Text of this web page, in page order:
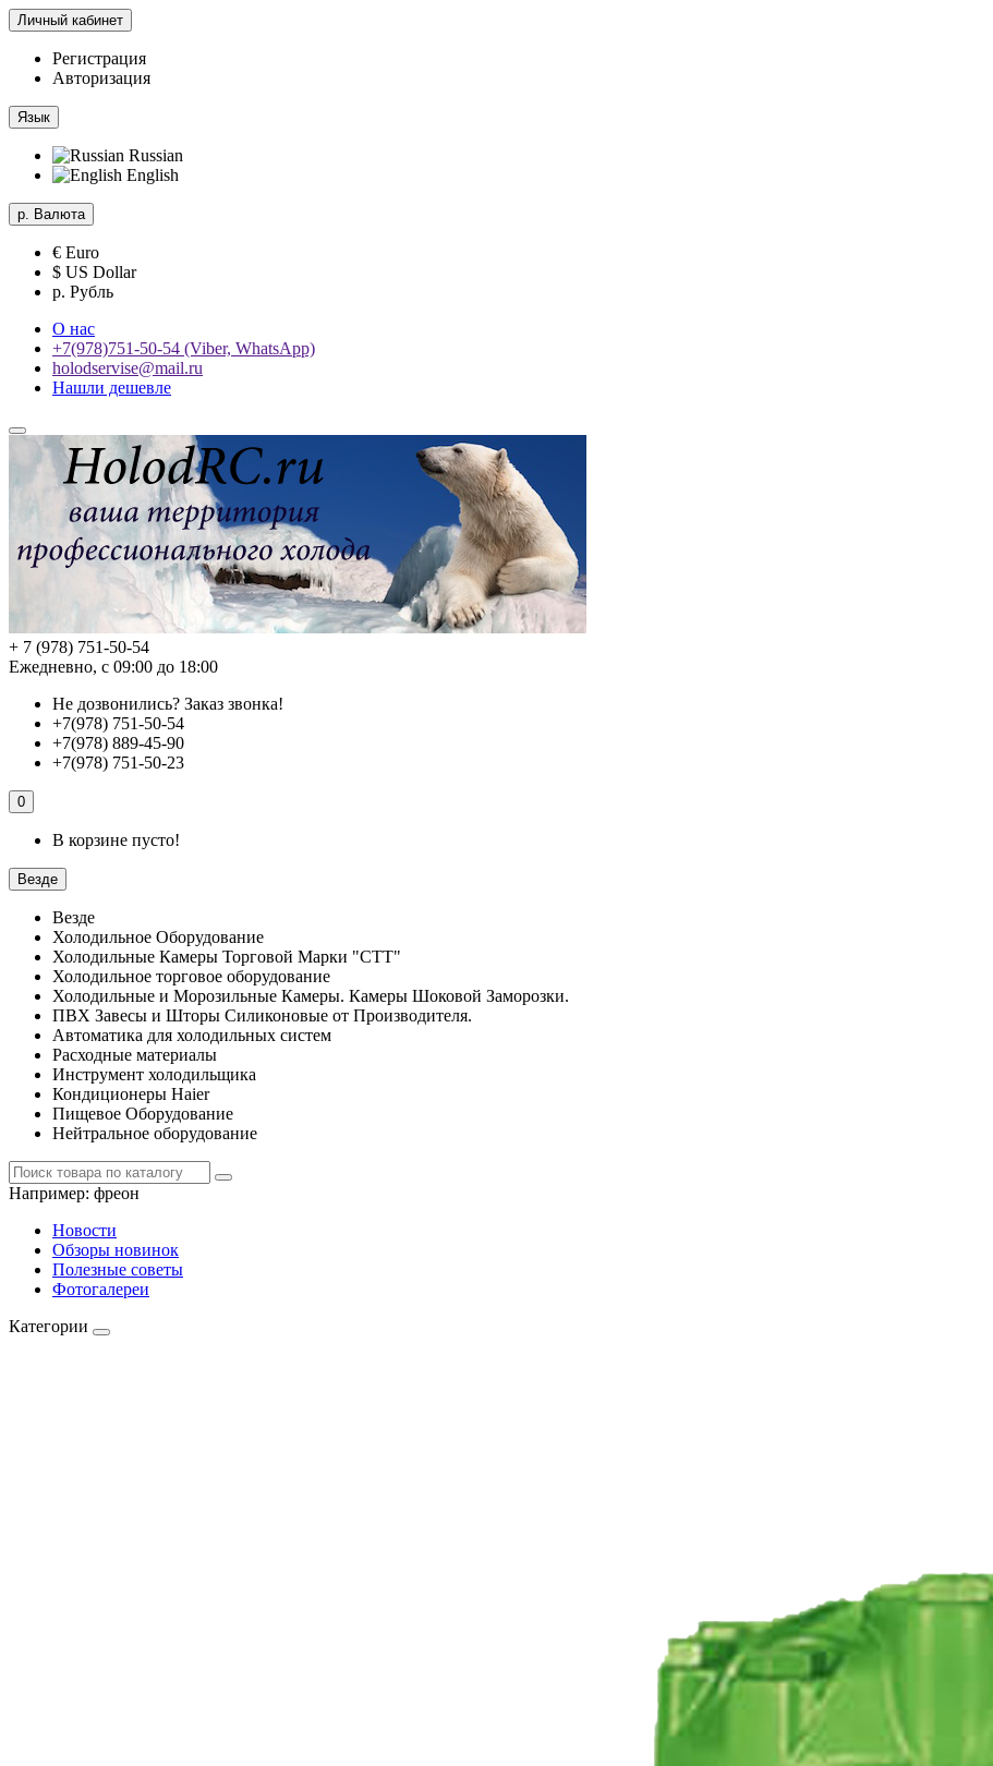
Личный кабинет
Регистрация
Авторизация
Язык
Russian
English
р. Валюта
€ Euro
$ US Dollar
р. Рубль
О нас
+7(978)751-50-54 (Viber, WhatsApp)
holodservise@mail.ru
Нашли дешевле
+ 7 (978) 751-50-54
Ежедневно, с 09:00 до 18:00
Не дозвонились? Заказ звонка!
+7(978) 751-50-54
+7(978) 889-45-90
+7(978) 751-50-23
0
В корзине пусто!
Везде
Везде
Холодильное Оборудование
Холодильные Камеры Торговой Марки "СТТ"
Холодильное торговое оборудование
Холодильные и Морозильные Камеры. Камеры Шоковой Заморозки.
ПВХ Завесы и Шторы Силиконовые от Производителя.
Автоматика для холодильных систем
Расходные материалы
Инструмент холодильщика
Кондиционеры Haier
Пищевое Оборудование
Нейтральное оборудование
Например: фреон
Новости
Обзоры новинок
Полезные советы
Фотогалереи
Категории